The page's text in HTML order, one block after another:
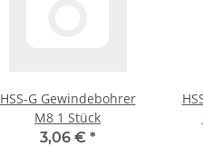
HSS-G Gewindebohrer
M8 1 Stück
3,06 € *